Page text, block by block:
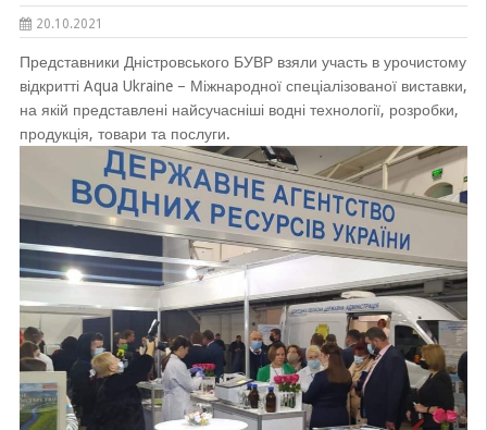
20.10.2021
Представники Дністровського БУВР взяли участь в урочистому
відкритті Aqua Ukraine – Міжнародної спеціалізованої виставки,
на якій представлені найсучасніші водні технології, розробки,
продукція, товари та послуги.